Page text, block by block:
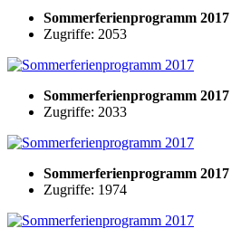
Sommerferienprogramm 2017
Zugriffe: 2053
Sommerferienprogramm 2017
Zugriffe: 2033
Sommerferienprogramm 2017
Zugriffe: 1974